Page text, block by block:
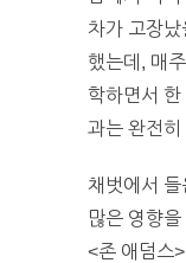
차가 고장
했는데, 매
학하면서 한
과는 완전
채벗에서
많은 영향
<존 애덤스